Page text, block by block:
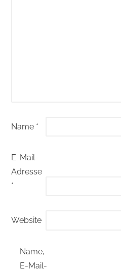
Name *
E-Mail-
Adresse
*
Website
Name,
E-Mail-